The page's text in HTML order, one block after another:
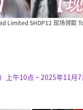
Limited SHDP12 现场领取
上午10点 ~ 2025年11月